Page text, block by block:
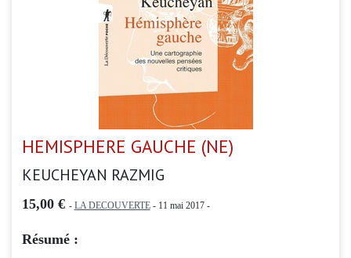
HEMISPHERE GAUCHE (NE)
KEUCHEYAN RAZMIG
15,00 € - LA DECOUVERTE- 11 mai 2017 -
Résumé :